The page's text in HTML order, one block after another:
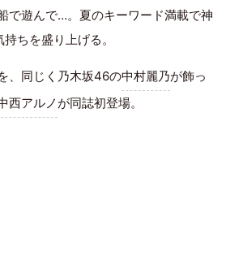
で遊んで…。夏のキーワード満載で神
ちを盛り上げる。
、同じく乃木坂46の中村麗乃が飾っ
西アルノ が同誌初登場。